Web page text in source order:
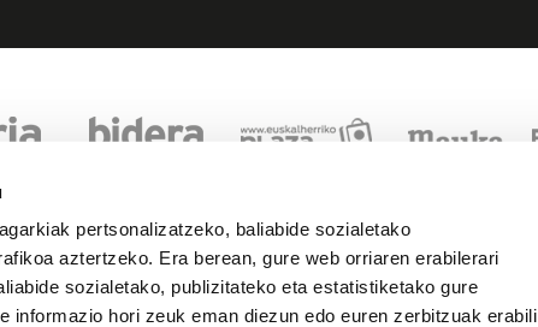
pertsonalizatzeko, baliabide sozialetako
aztertzeko. Era berean, gure web orriaren erabilerari
sozialetako, publizitateko eta estatistiketako gure
informazio hori zeuk eman diezun edo euren zerbitzuak erabili
Lege oharra Pribatutasuna Cookie politika